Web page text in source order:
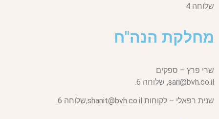
שלוחה 4
מחלקת הנה"ח
שרי פרץ – ספקים
sari@bvh.co.il, שלוחה 6.
שנית רפאלי – לקוחות shanit@bvh.co.il, שלוחה 6.